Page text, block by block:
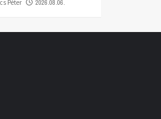
Péter 2026.08.06.